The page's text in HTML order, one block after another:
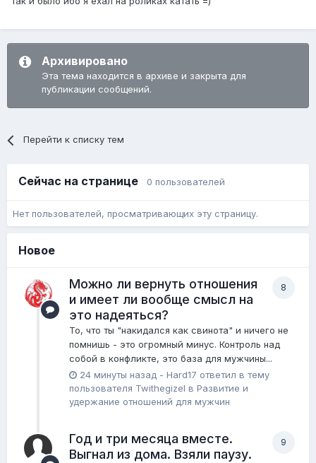
Архивировано
Эта тема находится в архиве и закрыта для
публикации сообщений.
Перейти к списку тем
Сейчас на странице 0 пользователей
Нет пользователей, просматривающих эту страницу.
Новое
8
Можно ли вернуть отношения
и имеет ли вообще смысл на
это надеяться?
То, что ты "накидался как свинота" и ничего не
помнишь - это огромный минус. Контроль над
собой в конфликте, это база для мужчины...
24 минуты назад - Hard17 ответил в тему
пользователя Twithegizel в Pазвитие и
удержание отношений для мужчин
9
Год и три месяца вместе.
Выгнал из дома. Взяли паузу.